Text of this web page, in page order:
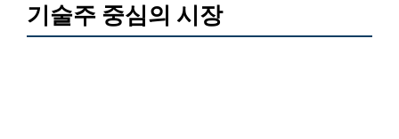
기술주 중심의 시장